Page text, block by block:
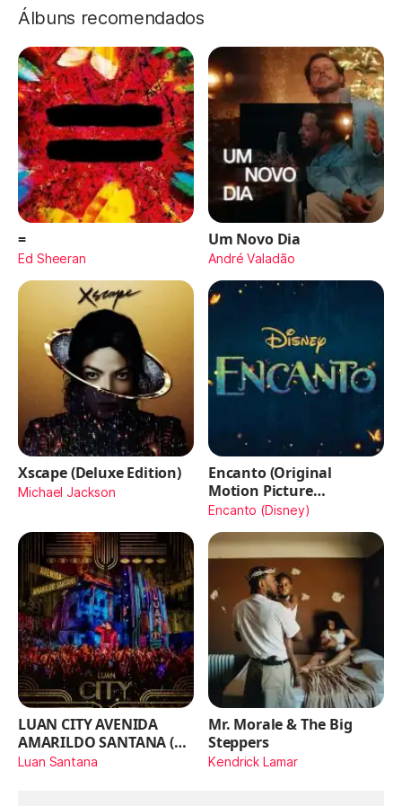
Álbuns recomendados
=
Ed Sheeran
Um Novo Dia
André Valadão
Xscape (Deluxe Edition)
Michael Jackson
Encanto (Original
Motion Picture
Soundtrack)
Encanto (Disney)
LUAN CITY AVENIDA
AMARILDO SANTANA (Ao
Vivo)
Luan Santana
Mr. Morale & The Big
Steppers
Kendrick Lamar